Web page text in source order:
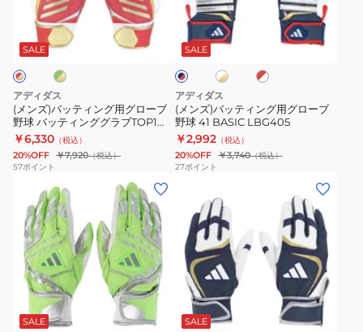
テ
ィ
ン
グ
グ
ラ
ブ
LBG403-
6411
バ
テ
ィ
ン
グ
グ
ラ
ブ
LBG404
ン
グ
用
グ
ロ
ー
ブ
テ
ィ
グ
SALE
アディダス
(メンズ)バッティング用グローブ
野球 バッティンググラブTOP1
LBG204
￥6,330 （税込）
20%OFF ￥7,920（税込）
57ポイント
テ
ン
グ
用
グ
ロ
ー
ブ
BASIC
LBG405
SALE
ネ
イ
×
レ
ッ
ド
ホ
ワ
イ
ー
ル
ド
レ
ッ
ド
イ
ト
アディダス
(メンズ)バッティング用グローブ
野球 41 BASIC LBG405
￥2,992 （税込）
20%OFF ￥3,740（税込）
27ポイント
ズ)
バ
ッ
テ
ンSALE
ズ、
キ
ッ
ズ)
ッSALE
ネ